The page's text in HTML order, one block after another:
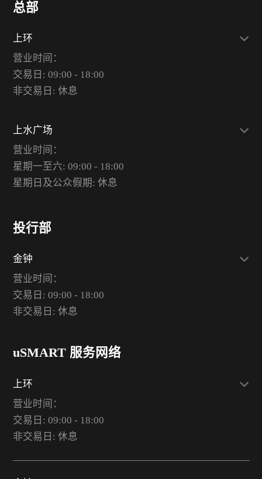
总部
上环
营业时间：
交易日: 09:00 - 18:00
非交易日: 休息
上水广场
营业时间：
星期一至六: 09:00 - 18:00
星期日及公众假期: 休息
投行部
金钟
营业时间：
交易日: 09:00 - 18:00
非交易日: 休息
uSMART 服务网络
上环
营业时间：
交易日: 09:00 - 18:00
非交易日: 休息